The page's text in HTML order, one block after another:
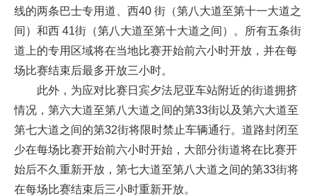
线的两条巴士专用道、西40 街（第八大道至第十一大道之
间）和西 41街（第八大道至第十大道之间）。所有五条街
道上的专用区域将在当地比赛开始前六小时开放，并在每
场比赛结束后最多开放三小时。
此外，为应对比赛日宾夕法尼亚车站附近的街道拥挤
情况，第六大道至第八大道之间的第33街以及第六大道至
第七大道之间的第32街将限时禁止车辆通行。道路封闭至
少在每场比赛开始前六小时开始，大部分街道将在比赛开
始后不久重新开放，第七大道至第八大道之间的第33街将
在每场比赛结束后三小时重新开放。